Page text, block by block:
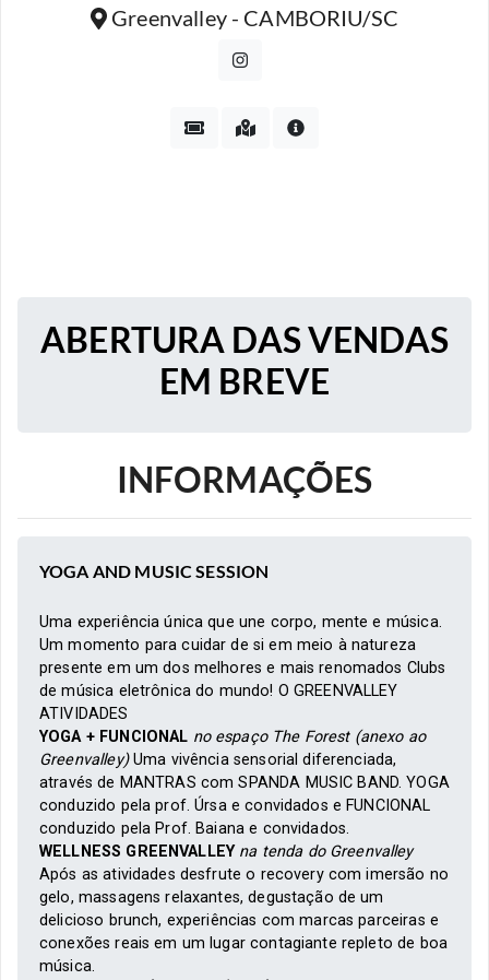
Greenvalley - CAMBORIU/SC
ABERTURA DAS VENDAS
EM BREVE
INFORMAÇÕES
YOGA AND MUSIC SESSION
Uma experiência única que une corpo, mente e música.
Um momento para cuidar de si em meio à natureza
presente em um dos melhores e mais renomados Clubs
de música eletrônica do mundo! O GREENVALLEY
ATIVIDADES
YOGA + FUNCIONAL no espaço The Forest (anexo ao
Greenvalley)Uma vivência sensorial diferenciada,
através de MANTRAS com SPANDA MUSIC BAND. YOGA
conduzido pela prof. Úrsa e convidados e FUNCIONAL
conduzido pela Prof. Baiana e convidados.
WELLNESS GREENVALLEY na tenda do Greenvalley
Após as atividades desfrute o recovery com imersão no
gelo, massagens relaxantes, degustação de um
delicioso brunch, experiências com marcas parceiras e
conexões reais em um lugar contagiante repleto de boa
música.